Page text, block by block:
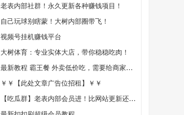
老表内部社群！永久更新各种赚钱项目！
自己玩球别瞎蒙！大树内部圈带飞！
视频号挂机赚钱平台
大树体育：专业实体大店，带你稳稳吃肉！
最新教程 霸王餐 外卖低价吃，需要给商家好评
￥￥【此处文章广告位招租】￥￥
【吃瓜群】老表内部会员进！比网站更新还精彩！